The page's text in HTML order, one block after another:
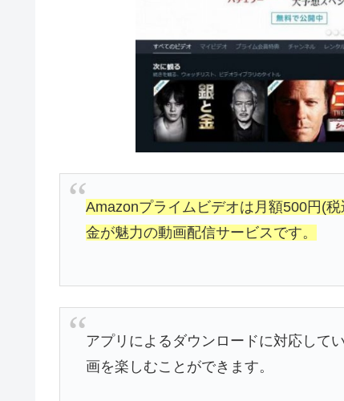
Amazonプライムビデオは月額500円(
金が魅力の動画配信サービスです。
アプリによるダウンロードに対応して
画を楽しむことができます。